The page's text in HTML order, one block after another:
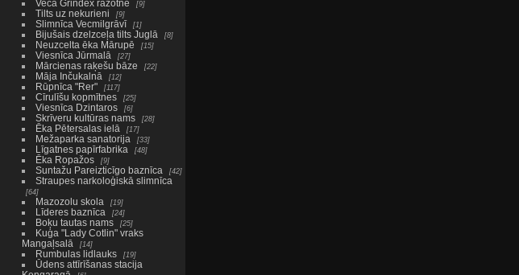
Vecā Grindex ražotne 9
Tilts uz nekurieni 9
Slimnīca Vecmilgrāvī 1
Bijušais dzelzceļa tilts Juglā 8
Neuzcelta ēka Mārupē 15
Viesnīca Jūrmalā 27
Mārcienas raķešu bāze 22
Māja Inčukalnā 12
Rūpnīca "Rer" 117
Cīrulīšu kopmītnes 25
Viesnīca Dzintaros 6
Skrīveru kultūras nams 28
Ēka Pētersalas ielā 17
Mežaparka sanatorija 33
Līgatnes papīrfabrika 48
Ēka Ropažos 9
Suntažu Pareizticīgo baznīca 42
Straupes narkoloģiskā slimnīca
64
Mazozolu skola 19
Līderes baznīca 24
Boķu tautas nams 25
Kuģa "Lady Cotlin" vraks
Mangaļsalā
14
Rumbulas lidlauks 19
Ūdens attīrīšanas stacija